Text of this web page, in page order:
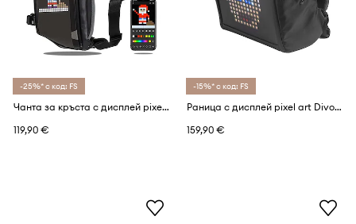
-25%* с код: FS
Чанта за кръста с дисплей pixel art Divoom Pixoo Sling Bag
119,90 €
-15%* с код: FS
Раница с дисплей pixel art Divoom Backpack-M
159,90 €